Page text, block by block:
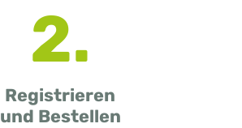
2.
Registrieren
und Bestellen